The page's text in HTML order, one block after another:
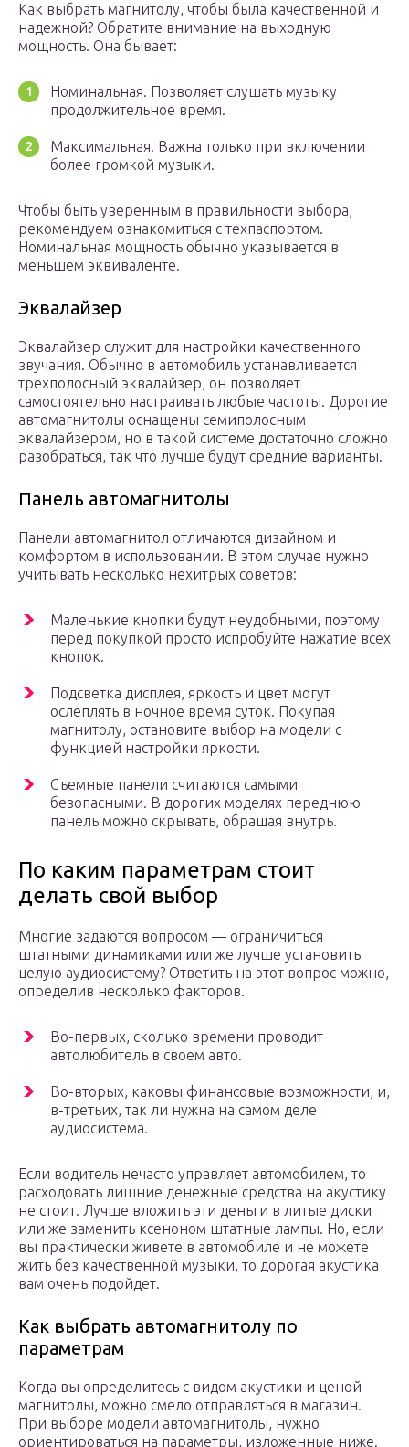
Как выбрать магнитолу, чтобы была качественной и
надежной? Обратите внимание на выходную
мощность. Она бывает:
Номинальная. Позволяет слушать музыку
продолжительное время.
Максимальная. Важна только при включении
более громкой музыки.
Чтобы быть уверенным в правильности выбора,
рекомендуем ознакомиться с техпаспортом.
Номинальная мощность обычно указывается в
меньшем эквиваленте.
Эквалайзер
Эквалайзер служит для настройки качественного
звучания. Обычно в автомобиль устанавливается
трехполосный эквалайзер, он позволяет
самостоятельно настраивать любые частоты. Дорогие
автомагнитолы оснащены семиполосным
эквалайзером, но в такой системе достаточно сложно
разобраться, так что лучше будут средние варианты.
Панель автомагнитолы
Панели автомагнитол отличаются дизайном и
комфортом в использовании. В этом случае нужно
учитывать несколько нехитрых советов:
Маленькие кнопки будут неудобными, поэтому
перед покупкой просто испробуйте нажатие всех
кнопок.
Подсветка дисплея, яркость и цвет могут
ослеплять в ночное время суток. Покупая
магнитолу, остановите выбор на модели с
функцией настройки яркости.
Съемные панели считаются самыми
безопасными. В дорогих моделях переднюю
панель можно скрывать, обращая внутрь.
По каким параметрам стоит
делать свой выбор
Многие задаются вопросом — ограничиться
штатными динамиками или же лучше установить
целую аудиосистему? Ответить на этот вопрос можно,
определив несколько факторов.
Во-первых, сколько времени проводит
автолюбитель в своем авто.
Во-вторых, каковы финансовые возможности, и,
в-третьих, так ли нужна на самом деле
аудиосистема.
Если водитель нечасто управляет автомобилем, то
расходовать лишние денежные средства на акустику
не стоит. Лучше вложить эти деньги в литые диски
или же заменить ксеноном штатные лампы. Но, если
вы практически живете в автомобиле и не можете
жить без качественной музыки, то дорогая акустика
вам очень подойдет.
Как выбрать автомагнитолу по
параметрам
Когда вы определитесь с видом акустики и ценой
магнитолы, можно смело отправляться в магазин.
При выборе модели автомагнитолы, нужно
ориентироваться на параметры, изложенные ниже.